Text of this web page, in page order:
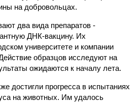
на добровольцах.
два вида препаратов -
ДНК-вакцину. Их
университете и компании
образцов исследуют на
ожидаются к началу лета.
достигли прогресса в испытаниях
на животных. Им удалось